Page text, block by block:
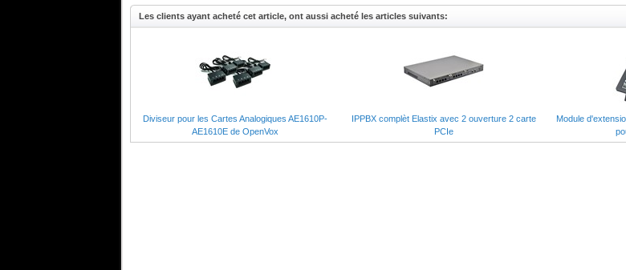
Applications cible
Remplacement ou alternative de banques de canaux
Les clients ayant acheté cet article, ont aussi acheté les articles suivants:
Diviseur pour les Cartes Analogiques AE1610P-
AE1610E de OpenVox
IPPBX complèt Elastix avec 2 ouverture 2 carte
PCIe
Module